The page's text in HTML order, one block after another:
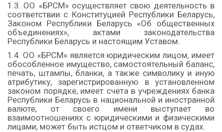
1.3. ОО «БРСМ» осуществляет свою деятельность в
соответствии с Конституцией Республики Беларусь,
Законом Республики Беларусь «Об общественных
объединениях», актами законодательства
Республики Беларусь и настоящим Уставом.
1.4. ОО «БРСМ» является юридическим лицом, имеет
обособленное имущество, самостоятельный баланс,
печать, штампы, бланки, а также символику и иную
атрибутику, зарегистрированную в установленном
законом порядке, имеет счета в учреждениях банка
Республики Беларусь в национальной и иностранной
валюте, от своего имени выступает во
взаимоотношениях с юридическими и физическими
лицами, может быть истцом и ответчиком в судах.